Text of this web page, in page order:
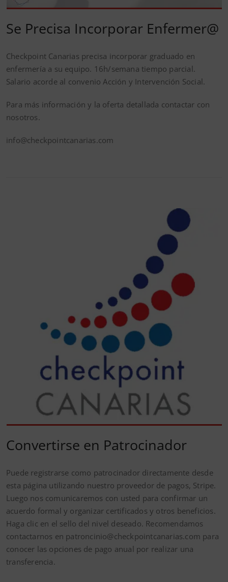
Se Precisa Incorporar Enfermer@
Checkpoint Canarias precisa incorporar graduado en
enfermería a su equipo. 16h/semana tiempo parcial.
Salario acorde al convenio Acción y Intervención Social.
Para más información y la oferta detallada contactar con
nosotros.
info@checkpointcanarias.com
Convertirse en Patrocinador
Puede registrarse como patrocinador directamente desde
esta página utilizando nuestro proveedor de pagos, Stripe.
Luego nos comunicaremos con usted para confirmar un
acuerdo formal y organizar certificados y otros beneficios.
Haga clic en el sello del nivel deseado. Recomendamos
contactarnos en patroncinio@checkpointcanarias.com para
conocer las opciones de pago anual por realizar una
transferencia.